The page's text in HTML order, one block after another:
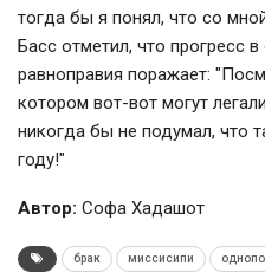
тогда бы я понял, что со
Басс отметил, что прогресс
равноправия поражает:
котором вот-вот могут
никогда бы не подумал, что
году!"
Автор: Софа Хадашот
брак миссисипи